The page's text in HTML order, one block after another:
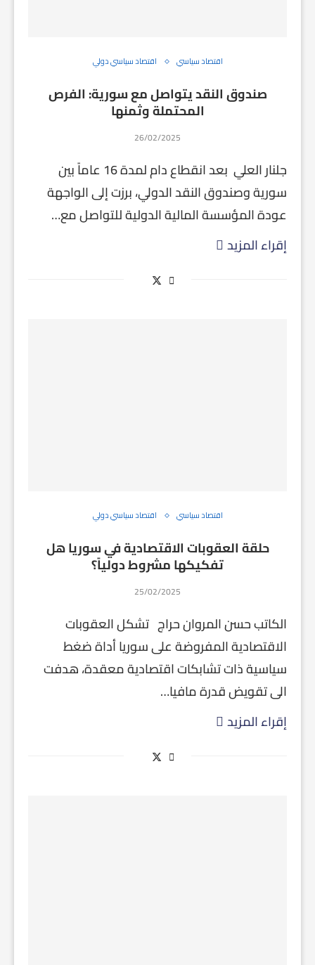
اقتصاد سياسي اقتصاد سياسي دولي
صندوق النقد يتواصل مع سورية: الفرص
المحتملة وثمنها
26/02/2025
جلنار العلي بعد انقطاع دام لمدة 16 عاماً بين
سورية وصندوق النقد الدولي، برزت إلى الواجهة
عودة المؤسسة المالية الدولية للتواصل مع…
إقراء المزيد
اقتصاد سياسي اقتصاد سياسي دولي
حلقة العقوبات الاقتصادية في سوريا هل
تفكيكها مشروط دولياً؟
25/02/2025
الكاتب حسن المروان حراج تشكل العقوبات
الاقتصادية المفروضة على سوريا أداة ضغط
سياسية ذات تشابكات اقتصادية معقدة، هدفت
الى تقويض قدرة مافيا…
إقراء المزيد